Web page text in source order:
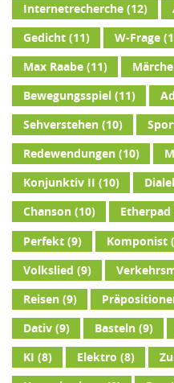
Internetrecherche(12)
Gedicht(11) W-Frage
Max Raabe(11)
Bewegungsspiel(11)
Sehverstehen(10)
Redewendungen(10)
Konjunktiv II (10)
Chanson(10) Etherpad
Perfekt(9) Komponist
Volkslied (9)
Reisen(9)
Dativ(9) Basteln(9)
KI (8) Elektro (8)